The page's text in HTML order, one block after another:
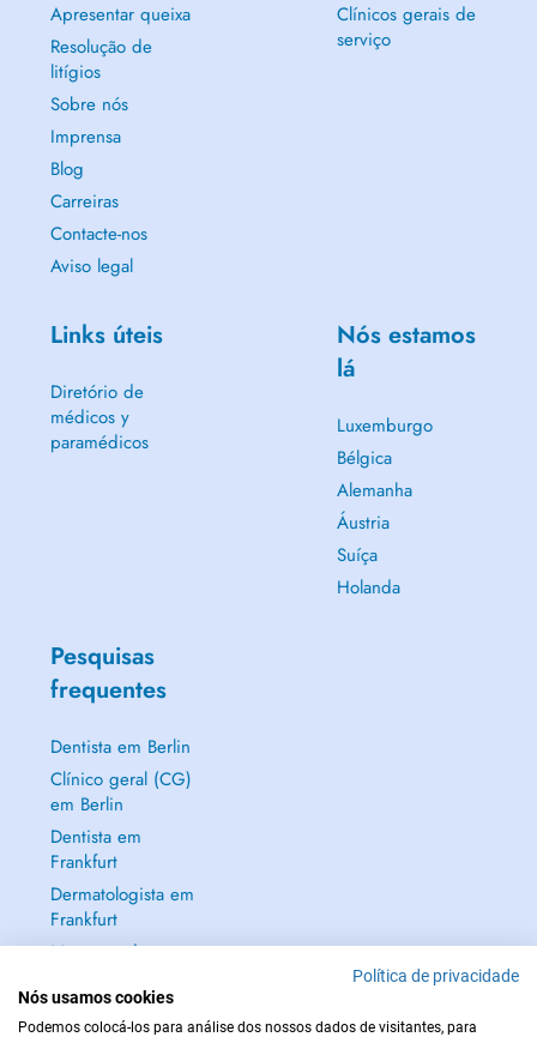
Apresentar queixa
Resolução de
litígios
Sobre nós
Imprensa
Blog
Carreiras
Contacte-nos
Aviso legal
Clínicos gerais de
serviço
Links úteis
Diretório de
médicos y
paramédicos
Nós estamos
lá
Luxemburgo
Bélgica
Alemanha
Áustria
Suíça
Holanda
Pesquisas
frequentes
Dentista em Berlin
Clínico geral (CG)
em Berlin
Dentista em
Frankfurt
Dermatologista em
Frankfurt
Mostrar tudo →
Política de privacidade
Nós usamos cookies
Podemos colocá-los para análise dos nossos dados de visitantes, para